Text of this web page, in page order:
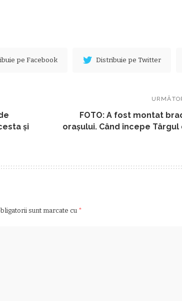
pe Facebook Distribuie pe Twitter
şi
FOTO: A fost montat
orașului. Când începe Târgul
sunt marcate cu *